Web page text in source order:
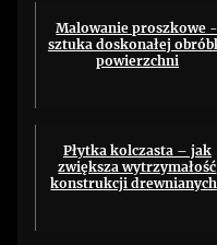
Malowanie proszkowe -
sztuka doskonałej
powierzchni
Płytka kolczasta – jak
zwiększa wytrzymałość
konstrukcji